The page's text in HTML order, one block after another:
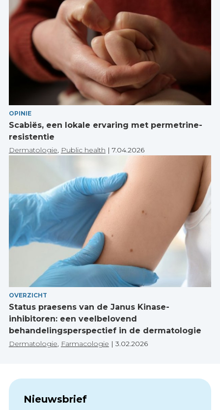
OPINIE
Scabiës, een lokale ervaring met permetrine-
resistentie
Dermatologie, Public health | 7.04.2026
OVERZICHT
Status praesens van de Janus Kinase-
inhibitoren: een veelbelovend
behandelingsperspectief in de dermatologie
Dermatologie Farmacologie | 3.02.2026
Nieuwsbrief